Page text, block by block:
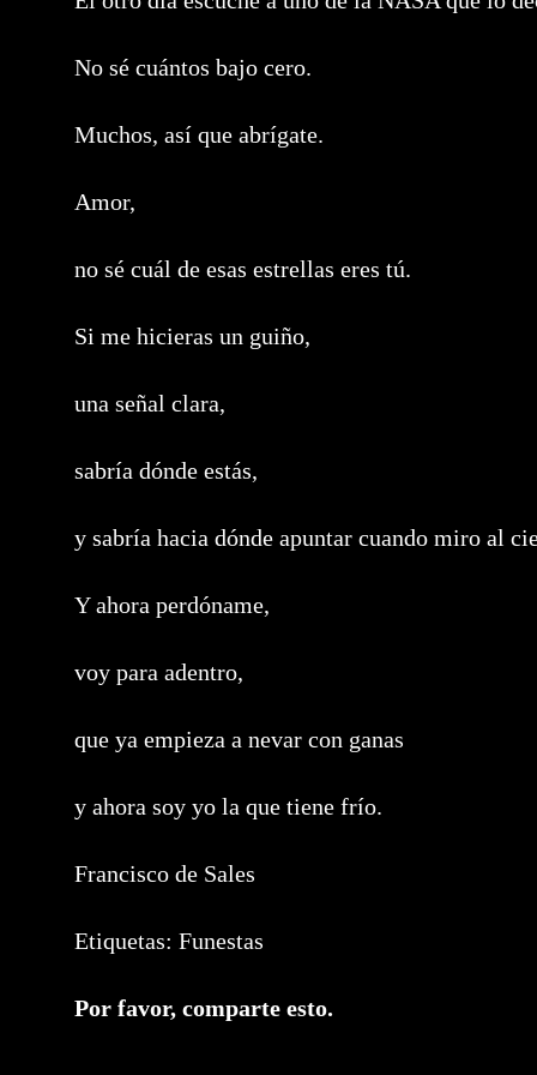
No sé cuántos bajo cero.
Muchos, así que abrígate.
Amor,
no sé cuál de esas estrellas eres tú.
Si me hicieras un guiño,
una señal clara,
sabría dónde estás,
y sabría hacia dónde apuntar cuando miro al
Y ahora perdóname,
voy para adentro,
que ya empieza a nevar con ganas
y ahora soy yo la que tiene frío.
Francisco de Sales
Etiquetas: Funestas
Por favor, comparte esto.